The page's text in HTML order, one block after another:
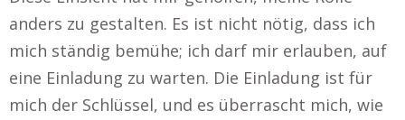
anders zu gestalten. Es ist nicht nötig, dass ich
mich ständig bemühe; ich darf mir erlauben, auf
eine Einladung zu warten. Die Einladung ist für
mich der Schlüssel, und es überrascht mich, wie